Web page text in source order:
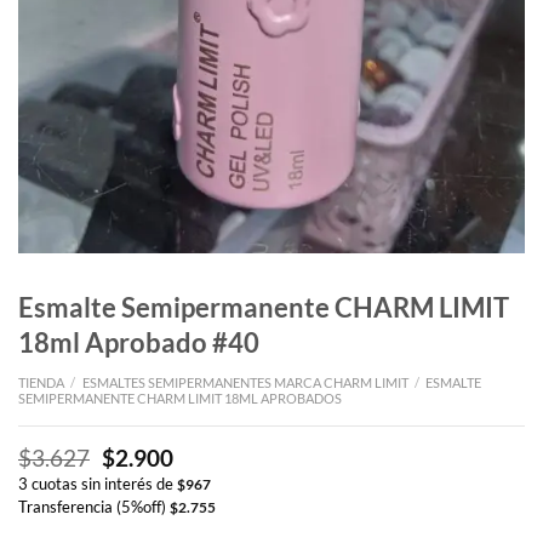
Esmalte Semipermanente CHARM LIMIT
18ml Aprobado #40
TIENDA / ESMALTES SEMIPERMANENTES MARCA CHARM LIMIT / ESMALTE
SEMIPERMANENTE CHARM LIMIT 18ML APROBADOS
$3.627 El
precio
original
era:
$2.900El
precio
actual
es:
3 cuotas sin interés de $967
Transferencia (5%off) $2.755